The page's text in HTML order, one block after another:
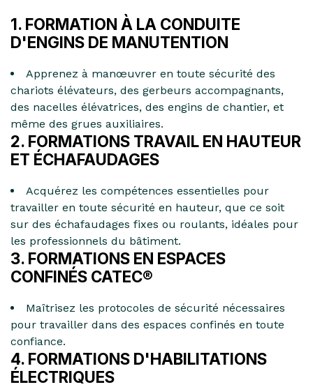
1. FORMATION À LA CONDUITE
D'ENGINS DE MANUTENTION
Apprenez à manœuvrer en toute sécurité des
chariots élévateurs, des gerbeurs accompagnants,
des nacelles élévatrices, des engins de chantier, et
même des grues auxiliaires.
2. FORMATIONS TRAVAIL EN HAUTEUR
ET ÉCHAFAUDAGES
Acquérez les compétences essentielles pour
travailler en toute sécurité en hauteur, que ce soit
sur des échafaudages fixes ou roulants, idéales pour
les professionnels du bâtiment.
3. FORMATIONS EN ESPACES
CONFINÉS CATEC®
Maîtrisez les protocoles de sécurité nécessaires
pour travailler dans des espaces confinés en toute
confiance.
4. FORMATIONS D'HABILITATIONS
ÉLECTRIQUES